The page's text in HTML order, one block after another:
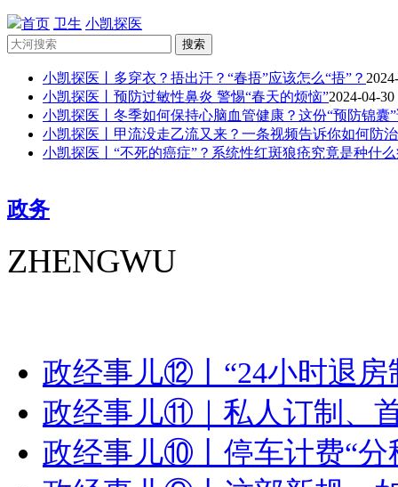
首页 卫生 小凯探医
搜索
小凯探医丨多穿衣？捂出汗？“春捂”应该怎么“捂”？
小凯探医丨预防过敏性鼻炎 警惕“春天的烦恼”2024-04-30
小凯探医丨冬季如何保持心脑血管健康？这份“预防锦囊
小凯探医丨甲流没走乙流又来？一条视频告诉你如何防治
小凯探医丨“不死的癌症”？系统性红斑狼疮究竟是种什